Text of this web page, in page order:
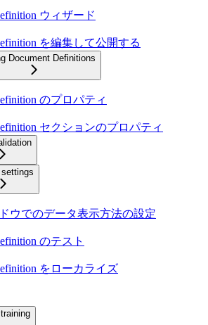
ウィザード
を編集して公開する
Document Definitions
のプロパティ
セクションのプロパティ
ウでのデータ表示方法の設定
のテスト
をローカライズ